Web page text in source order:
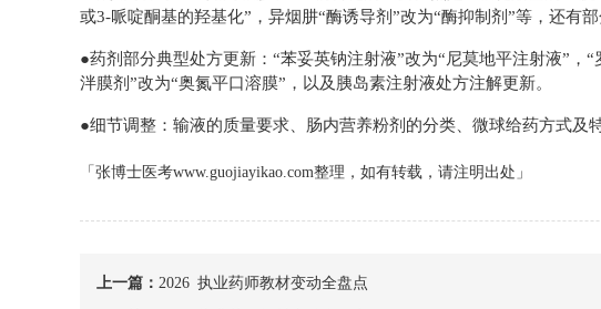
或3-哌啶酮基的羟基化”，异烟肼“酶诱导剂”改为“酶抑制剂”等，还有部
●药剂部分典型处方更新：“苯妥英钠注射液”改为“尼莫地平注射液”，
泮膜剂”改为“奥氮平口溶膜”，以及胰岛素注射液处方注解更新。
●细节调整：输液的质量要求、肠内营养粉剂的分类、微球给药方式及
「张博士医考www.guojiayikao.com整理，如有转载，请注明出处」
上一篇： 2026 执业药师教材变动全盘点